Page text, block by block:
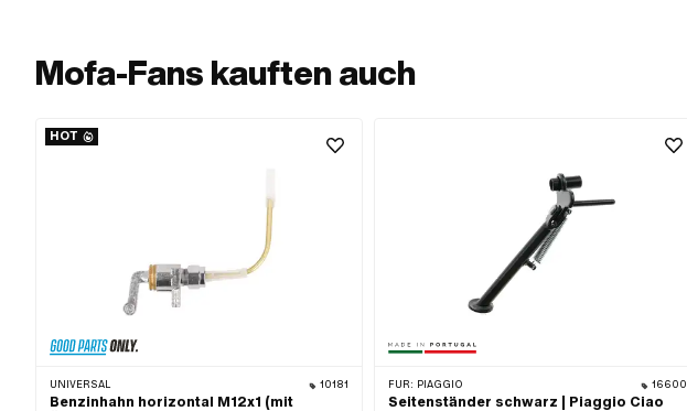
Mofa-Fans kauften auch
HOT
UNIVERSAL 10181
Benzinhahn horizontal M12x1 (mit
FÜR: PIAGGIO 16600
Seitenständer schwarz | Piaggio Ciao